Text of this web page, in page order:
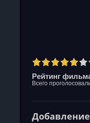
Рейтинг
Всего